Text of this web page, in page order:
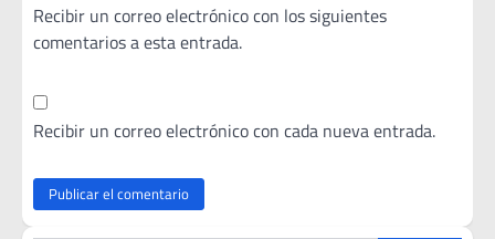
Recibir un correo electrónico con los siguientes
comentarios a esta entrada.
Recibir un correo electrónico con cada nueva entrada.